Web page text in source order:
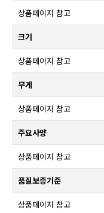
상품페이지 참고
크기
상품페이지 참고
무게
상품페이지 참고
주요사양
상품페이지 참고
품질보증기준
상품페이지 참고